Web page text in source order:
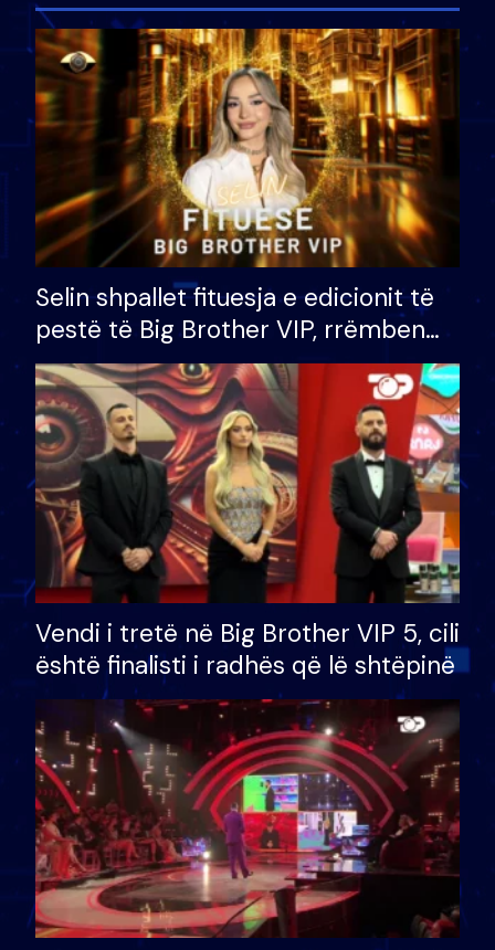
Selin shpallet fituesja e edicionit të
pestë të Big Brother VIP, rrëmben
çmimin e madh prej 100 mijë eurosh
Vendi i tretë në Big Brother VIP 5, cili
është finalisti i radhës që lë shtëpinë